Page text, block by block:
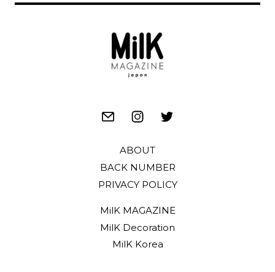
ABOUT
BACK NUMBER
PRIVACY POLICY
MilK MAGAZINE
MilK Decoration
MilK Korea